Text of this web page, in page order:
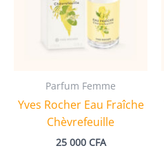
Parfum Femme
Yves Rocher Eau Fraîche
Chèvrefeuille
25 000 CFA